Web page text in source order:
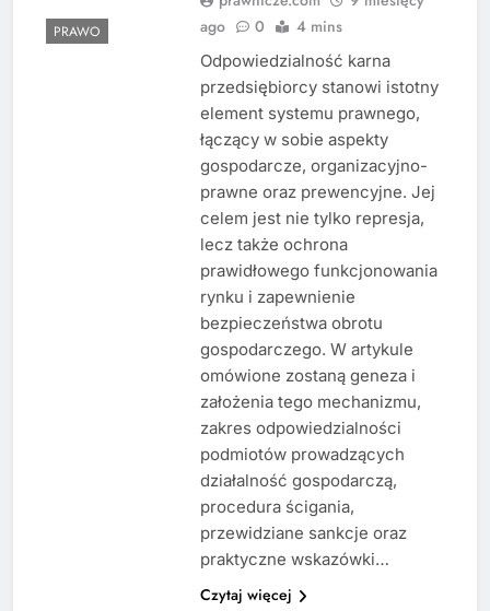
PRAWO
ago
0 4 mins
Odpowiedzialność karna
przedsiębiorcy stanowi istotny
element systemu prawnego,
łączący w sobie aspekty
gospodarcze, organizacyjno-
prawne oraz prewencyjne. Jej
celem jest nie tylko represja,
lecz także ochrona
prawidłowego funkcjonowania
rynku i zapewnienie
bezpieczeństwa obrotu
gospodarczego. W artykule
omówione zostaną geneza i
założenia tego mechanizmu,
zakres odpowiedzialności
podmiotów prowadzących
działalność gospodarczą,
procedura ścigania,
przewidziane sankcje oraz
praktyczne wskazówki…
Czytaj więcej